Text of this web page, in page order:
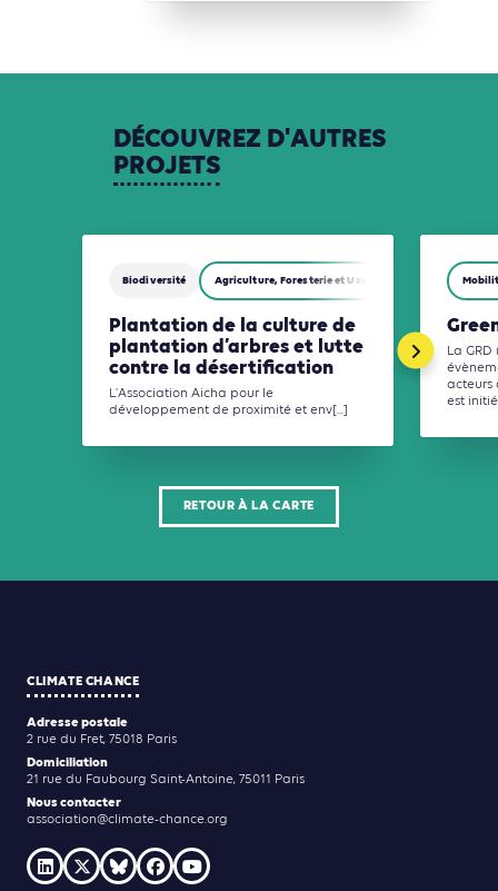
DÉCOUVREZ D'AUTRES
PROJETS
Biodiversité Agriculture, Foresterie et Usages des sols
Plantation de la culture de
plantation d’arbres et lutte
contre la désertification
L'Association Aicha pour le
développement de proximité et env[...]
La
acteurs
est
RETOUR À LA CARTE
CLIMATE CHANCE
Adresse postale
2 rue du Fret, 75018 Paris
Domiciliation
21 rue du Faubourg Saint-Antoine, 75011 Paris
Nous contacter
association@climate-chance.org